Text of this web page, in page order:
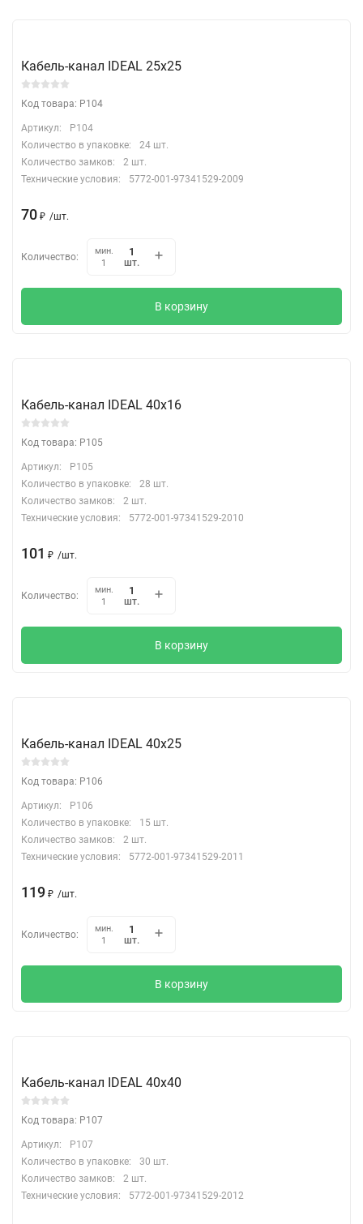
Кабель-канал IDEAL 25х25
Код товара: P104
Артикул:
P104
Количество в упаковке:
24 шт.
Количество замков:
2 шт.
Технические условия:
5772-001-97341529-2009
70 ₽ /шт.
Количество:
мин.
1
шт.
В корзину
Кабель-канал IDEAL 40х16
Код товара: P105
Артикул:
P105
Количество в упаковке:
28 шт.
Количество замков:
2 шт.
Технические условия:
5772-001-97341529-2010
101 ₽ /шт.
Количество:
мин.
1
шт.
В корзину
Кабель-канал IDEAL 40х25
Код товара: P106
Артикул:
P106
Количество в упаковке:
15 шт.
Количество замков:
2 шт.
Технические условия:
5772-001-97341529-2011
119 ₽ /шт.
Количество:
мин.
1
шт.
В корзину
Кабель-канал IDEAL 40х40
Код товара: P107
Артикул:
P107
Количество в упаковке:
30 шт.
Количество замков:
2 шт.
Технические условия:
5772-001-97341529-2012